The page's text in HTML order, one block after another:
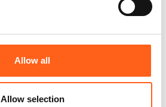
Allow all
Allow selection
Voir toutes les
recommandations